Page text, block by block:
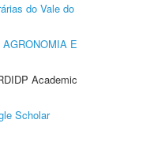
do Vale do
E
Academic
Scholar